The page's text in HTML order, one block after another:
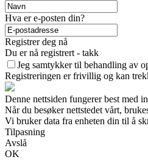
Hva er e-posten din?
Registrer deg nå
Du er nå registrert - takk
Jeg samtykker til behandling av
Registreringen er frivillig og kan
Denne nettsiden fungerer best med
Når du besøker nettstedet vårt,
Vi bruker data fra enheten din til å
Tilpasning
Avslå
OK